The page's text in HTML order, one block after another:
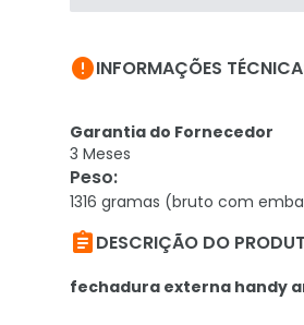
INFORMAÇÕES
Garantia do Fornecedor
3 Meses
Peso:
1316 gramas (bruto com
DESCRIÇÃO DO
fechadura externa handy